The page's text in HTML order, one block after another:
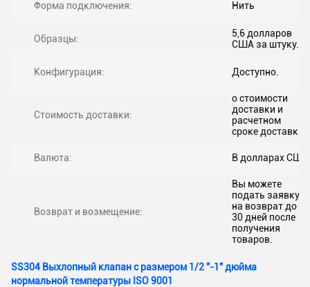
Форма подключения: Нить
Образцы:
5,6 долларов
США за штуку.
Конфигурация: Доступно.
Стоимость доставки:
о стоимости
доставки и
расчетном
сроке доставки.
Валюта: В долларах США
Возврат и возмещение:
Вы можете
подать заявку
на возврат до
30 дней после
получения
товаров.
SS304 Выхлопный клапан с размером 1/2 "-1" дюйма
нормальной температуры ISO 9001